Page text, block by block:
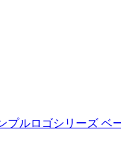
ルロゴシリーズ ベー